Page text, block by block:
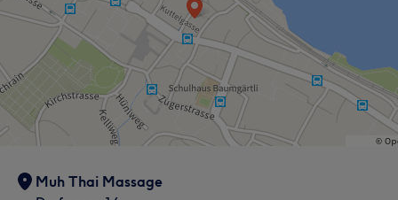
Muh Thai Massage